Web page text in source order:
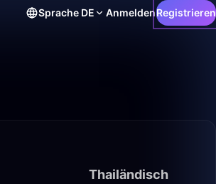
Sprache DE AnmeldenRegistrieren
Thailändisch